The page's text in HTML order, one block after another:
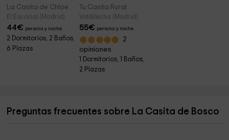
La Casita de Chloe
El Escorial (Madrid)
44€ persona y noche
2 Dormitorios, 2 Baños,
6 Plazas
Tu Casita Rural
Valdilecha (Madrid)
55€ persona y noche
2
opiniones
1 Dormitorios, 1 Baños,
2 Plazas
Preguntas frecuentes sobre La Casita de Bosco